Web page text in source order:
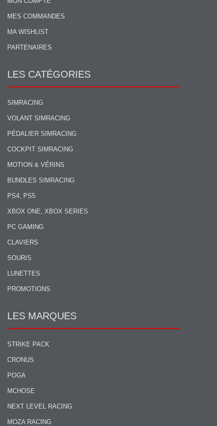
MES COMMANDES
MA WISHLIST
PARTENAIRES
LES CATÉGORIES
SIMRACING
VOLANT SIMRACING
PÉDALIER SIMRACING
COCKPIT SIMRACING
MOTION & VÉRINS
BUNDLES SIMRACING
PS4, PS5
XBOX ONE, XBOX SERIES
PC GAMING
CLAVIERS
SOURIS
LUNETTES
PROMOTIONS
LES MARQUES
STRIKE PACK
CRONUS
POGA
MCHOSE
NEXT LEVEL RACING
MOZA RACING